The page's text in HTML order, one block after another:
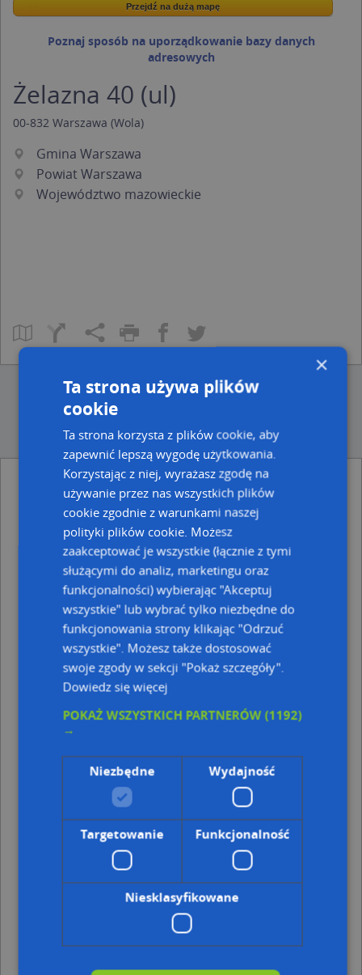
Wstaw tę mapkę na swoją stronę
Przejdź na dużą mapę
Przejdź na dużą mapę
Poznaj sposób na uporządkowanie bazy danych
adresowych
Żelazna 40 (ul)
00-832 Warszawa (Wola)
Gmina Warszawa
Powiat Warszawa
Województwo mazowieckie
Ulice w pobliżu
Warszawa, Pańska, Ulica (00-124)
Warszawa, Sienna, Ulica (00-121)
Warszawa, Twarda, Ulica (00-105)
Najbliższe obszary kodów pocztowych
Kod pocztowy 00-834
Kod pocztowy 00-830
Kod pocztowy 00-815
Najbliższe przystanki
Przystanek Norblin 05
Przystanek Sienna 02
Przystanek Norblin 01
Punkty w pobliżu
Elektro Amer Net, Żelazna 41, 00-836 Warszawa
Świat Rajstop - rajstopy - sklep Warszawa, Żelazna
43A, 00-836 Warszawa
Orangetheory Fitness Fabryka Norblina, Żelazna
51/53, 00-841 Warszawa
Mikołaj Krzyżek DDC Drewdom, Pereca Icchaka Lejba
13/19, 00-849 Warszawa
×
Ta strona używa plików
cookie
Ta strona korzysta z plików cookie, aby
zapewnić lepszą wygodę użytkowania.
Korzystając z niej, wyrażasz zgodę na
używanie przez nas wszystkich plików
cookie zgodnie z warunkami naszej
polityki plików cookie. Możesz
zaakceptować je wszystkie (łącznie z tymi
służącymi do analiz, marketingu oraz
funkcjonalności) wybierając "Akceptuj
wszystkie" lub wybrać tylko niezbędne do
funkcjonowania strony klikając "Odrzuć
wszystkie". Możesz także dostosować
swoje zgody w sekcji "Pokaż szczegóły".
Dowiedz się więcej
POKAŻ WSZYSTKICH PARTNERÓW(1192)
→
Niezbędne Wydajność
Targetowanie Funkcjonalność
Niesklasyfikowane